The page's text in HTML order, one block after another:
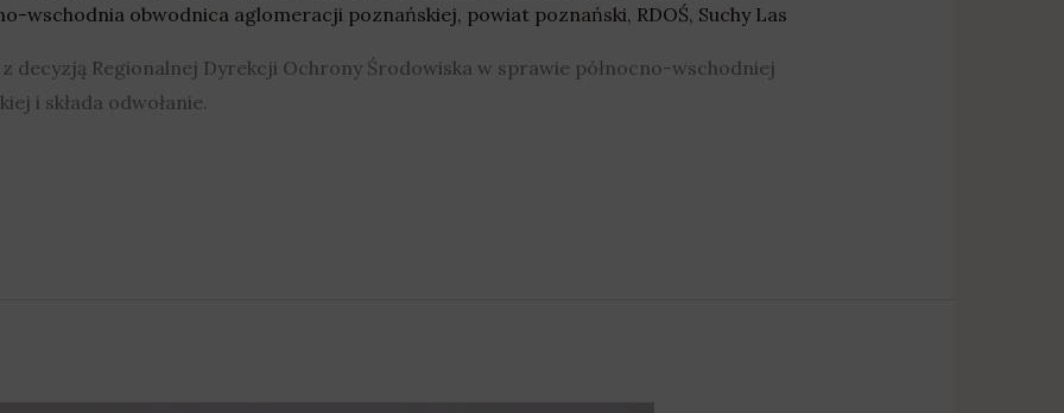
wschodnia obwodnica aglomeracji poznańskiej, powiat poznański, RDOŚ, Suchy Las
decyzją Regionalnej Dyrekcji Ochrony Środowiska w sprawie północno-wschodniej
i składa odwołanie.